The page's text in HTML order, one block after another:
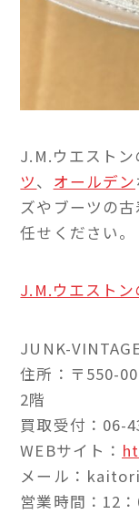
J.M.ウエストン
ツ、 オールデン
ズやブーツの
任せください。
J.M.ウエスト
JUNK-
住所：〒550-
2階
買取受付：06-
WEBサイト：
メール：
営業時間：12